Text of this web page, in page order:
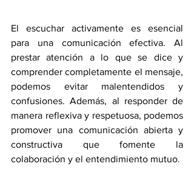
El escuchar activamente es esencial
para una comunicación efectiva. Al
prestar atención a lo que se dice y
comprender completamente el mensaje,
podemos evitar malentendidos y
confusiones. Además, al responder de
manera reflexiva y respetuosa, podemos
promover una comunicación abierta y
constructiva que fomente la
colaboración y el entendimiento mutuo.